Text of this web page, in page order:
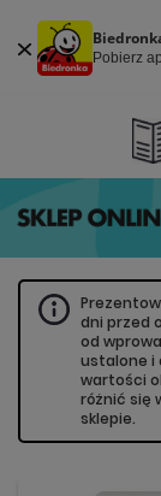
Pobierz
dni przed
od
ustalone i
wartości
różnić się
sklepie.